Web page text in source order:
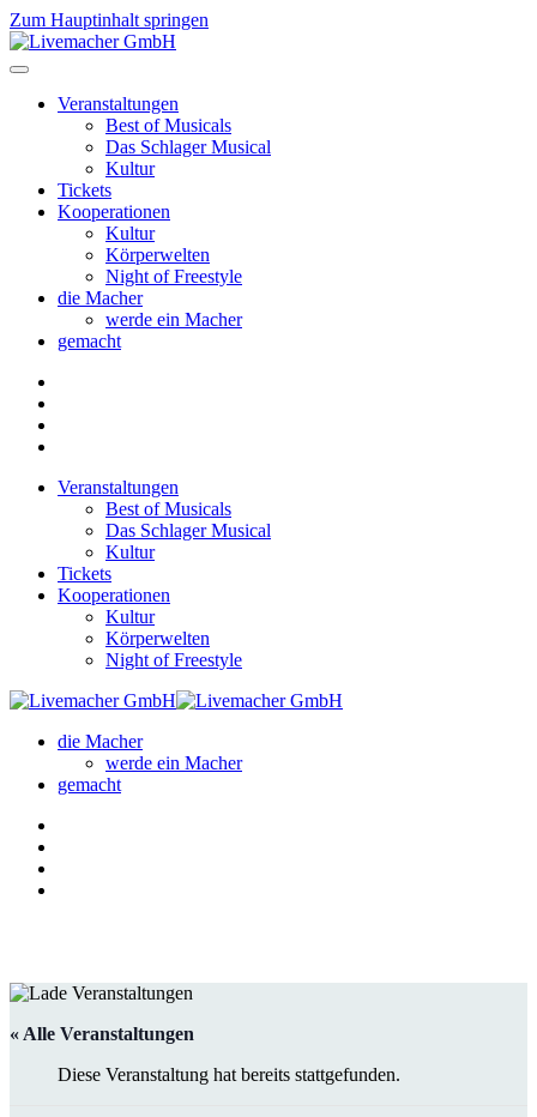
Zum Hauptinhalt springen
Veranstaltungen
Best of Musicals
Das Schlager Musical
Kultur
Tickets
Kooperationen
Kultur
Körperwelten
Night of Freestyle
die Macher
werde ein Macher
gemacht
Veranstaltungen
Best of Musicals
Das Schlager Musical
Kultur
Tickets
Kooperationen
Kultur
Körperwelten
Night of Freestyle
die Macher
werde ein Macher
gemacht
« Alle Veranstaltungen
Diese Veranstaltung hat bereits stattgefunden.